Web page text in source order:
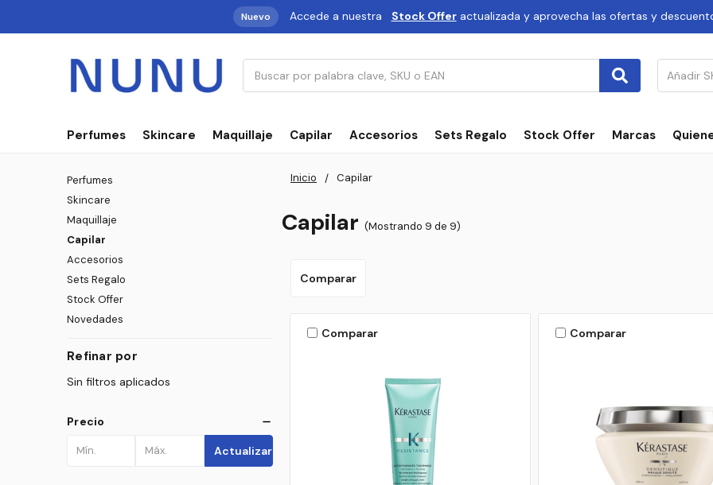
Nuevo Accede a nuestra Stock Offeractualizada y aprovecha las ofertas y
Perfumes Skincare Maquillaje Capilar Accesorios Sets Regalo Stock Offer Marcas
Inicio Capilar
Capilar (Mostrando 9 de 9)
Perfumes
Skincare
Maquillaje
Capilar
Accesorios
Sets Regalo
Stock Offer
Novedades
Refinar por
Sin filtros aplicados
Precio
Actualizar
Comparar
Comparar Comparar